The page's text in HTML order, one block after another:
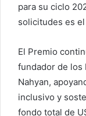
para su ciclo
solicitudes es
El Premio
fundador de los
Nahyan,
inclusivo y
fondo total de